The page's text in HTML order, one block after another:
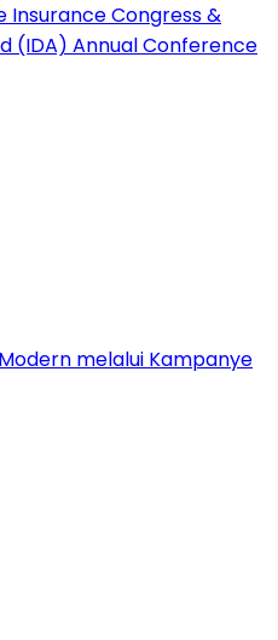
Insurance Congress &
(IDA) Annual Conference
melalui Kampanye